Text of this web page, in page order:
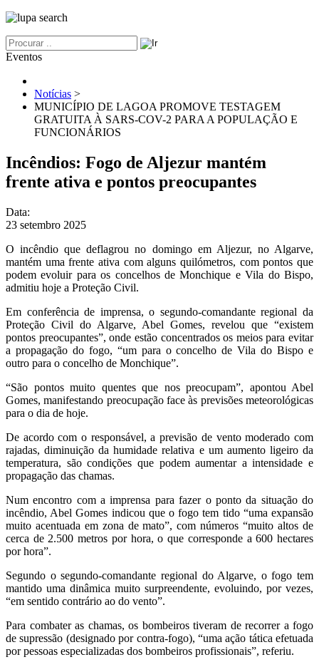
Eventos
Notícias >
MUNICÍPIO DE LAGOA PROMOVE TESTAGEM
GRATUITA À SARS-COV-2 PARA A POPULAÇÃO E
FUNCIONÁRIOS
Incêndios: Fogo de Aljezur mantém
frente ativa e pontos preocupantes
Data:
23 setembro 2025
O incêndio que deflagrou no domingo em Aljezur, no Algarve,
mantém uma frente ativa com alguns quilómetros, com pontos que
podem evoluir para os concelhos de Monchique e Vila do Bispo,
admitiu hoje a Proteção Civil.
Em conferência de imprensa, o segundo-comandante regional da
Proteção Civil do Algarve, Abel Gomes, revelou que “existem
pontos preocupantes”, onde estão concentrados os meios para evitar
a propagação do fogo, “um para o concelho de Vila do Bispo e
outro para o concelho de Monchique”.
“São pontos muito quentes que nos preocupam”, apontou Abel
Gomes, manifestando preocupação face às previsões meteorológicas
para o dia de hoje.
De acordo com o responsável, a previsão de vento moderado com
rajadas, diminuição da humidade relativa e um aumento ligeiro da
temperatura, são condições que podem aumentar a intensidade e
propagação das chamas.
Num encontro com a imprensa para fazer o ponto da situação do
incêndio, Abel Gomes indicou que o fogo tem tido “uma expansão
muito acentuada em zona de mato”, com números “muito altos de
cerca de 2.500 metros por hora, o que corresponde a 600 hectares
por hora”.
Segundo o segundo-comandante regional do Algarve, o fogo tem
mantido uma dinâmica muito surpreendente, evoluindo, por vezes,
“em sentido contrário ao do vento”.
Para combater as chamas, os bombeiros tiveram de recorrer a fogo
de supressão (designado por contra-fogo), “uma ação tática efetuada
por pessoas especializadas dos bombeiros profissionais”, referiu.